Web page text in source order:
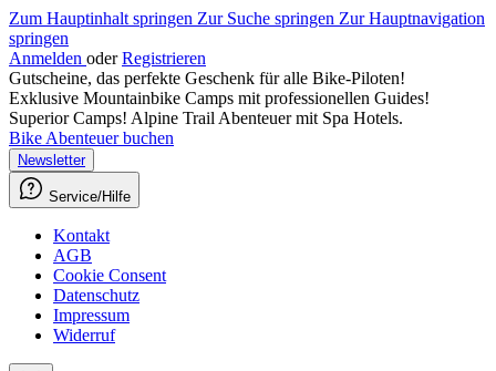
Zum Hauptinhalt springen Zur Suche springen Zur Hauptnavigation
springen
Anmelden oder Registrieren
Gutscheine, das perfekte Geschenk für alle Bike-Piloten!
Exklusive Mountainbike Camps mit professionellen Guides!
Superior Camps! Alpine Trail Abenteuer mit Spa Hotels.
Bike Abenteuer buchen
Newsletter
Service/Hilfe
Kontakt
AGB
Cookie Consent
Datenschutz
Impressum
Widerruf